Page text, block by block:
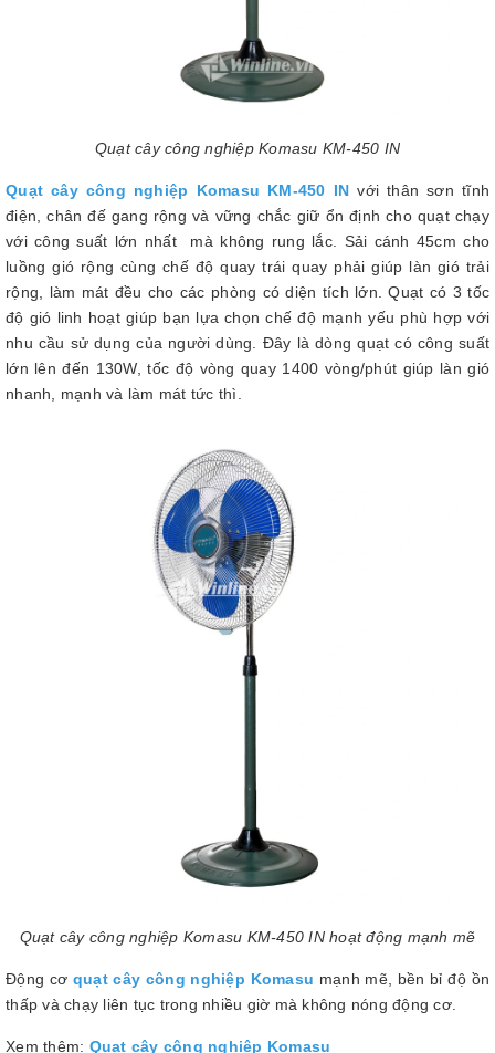
Quạt cây công nghiệp Komasu KM-450 IN
Quạt cây công nghiệp Komasu KM-450 IN với thân sơn tĩnh
điện, chân đế gang rộng và vững chắc giữ ổn định cho quạt chạy
với công suất lớn nhất mà không rung lắc. Sải cánh 45cm cho
luồng gió rộng cùng chế độ quay trái quay phải giúp làn gió trải
rộng, làm mát đều cho các phòng có diện tích lớn. Quạt có 3 tốc
độ gió linh hoạt giúp bạn lựa chọn chế độ mạnh yếu phù hợp với
nhu cầu sử dụng của người dùng. Đây là dòng quạt có công suất
lớn lên đến 130W, tốc độ vòng quay 1400 vòng/phút giúp làn gió
nhanh, mạnh và làm mát tức thì.
Quạt cây công nghiệp Komasu KM-450 IN hoạt động mạnh mẽ
Động cơ quạt cây công nghiệp Komasu mạnh mẽ, bền bỉ độ ồn
thấp và chạy liên tục trong nhiều giờ mà không nóng động cơ.
Xem thêm: Quạt cây công nghiệp Komasu